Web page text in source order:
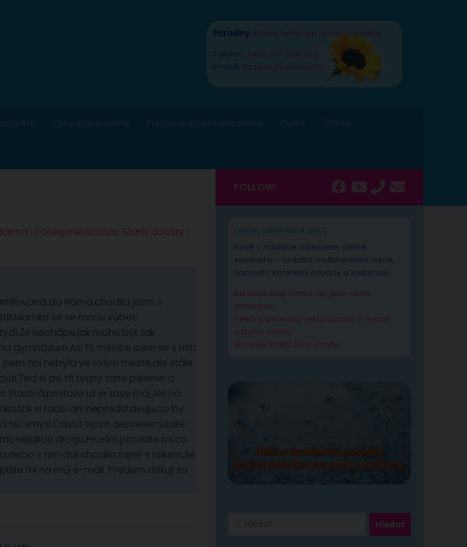
Poradny Praha Nymburk online poradna
Telefon: +420 777 588 352
E-mail: radana@rovena.info
Konzultace online Partnerská poradna online Ceník Články
› Kategorie dotazu: Starší dotazy ›
do Roma,chodila jsem s
se se mnou vůbec
nechápe,jak mohu být tak
gymnázium.Asi tři měsíce jsem se s ním
ani nebyla ve svém měste,ale stále
si asi tři týdny zase píšeme a
štastná,protože už je zase můj.Ale na
si radši ani nepředstavuju,co by
nic smysl.Často trpím depresemi,také
nějakou drogu.Prosím,poradte mi,co
s nim dal chodila tajne s rizikem,že
mi na můj e-mail. Předem děkuji za
FOLLOW:
ONLINE SEMINÁŘE A LEKCE
Nově v nabídce naleznete online
semináře – unikátní multimediální lekce,
naprosto konkrétní návody a inspirace.
Aktivace tvojí životní síly jako cesta
sebelásky
Velká partnerská rekapitulace a restart
vašeho vztahu
Slovy ke šťastnému vztahu